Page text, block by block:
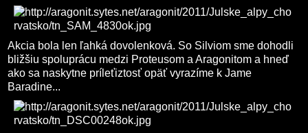
Akcia bola len ľahká dovolenková. So Silviom sme dohodli
bližšiu spoluprácu medzi Proteusom a Aragonitom a hneď
ako sa naskytne príleťiztosť opäť vyrazíme k Jame
Baradine...